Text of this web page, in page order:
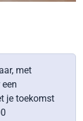
met
je toekomst